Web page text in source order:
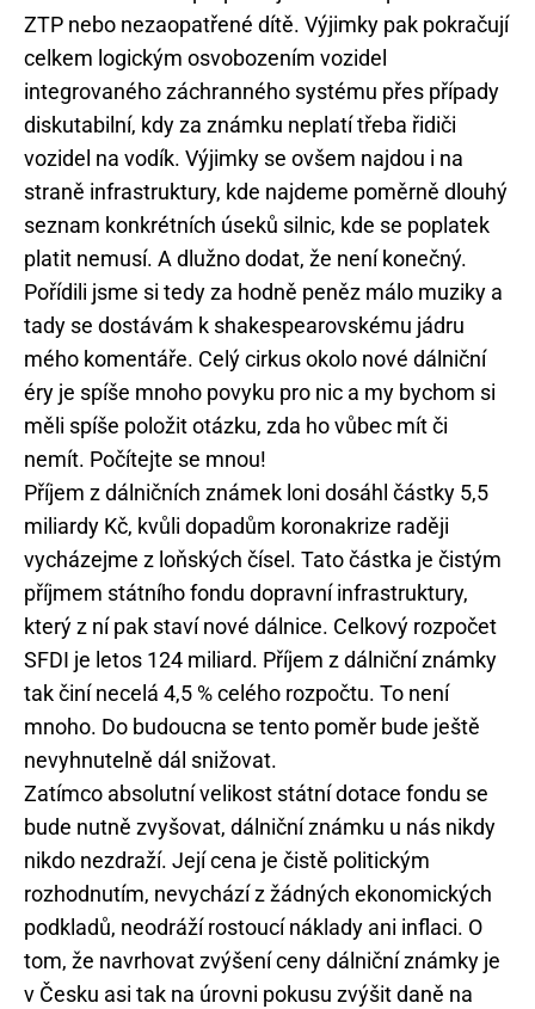
ZTP nebo nezaopatřené dítě. Výjimky pak pokračují
celkem logickým osvobozením vozidel
integrovaného záchranného systému přes případy
diskutabilní, kdy za známku neplatí třeba řidiči
vozidel na vodík. Výjimky se ovšem najdou i na
straně infrastruktury, kde najdeme poměrně dlouhý
seznam konkrétních úseků silnic, kde se poplatek
platit nemusí. A dlužno dodat, že není konečný.
Pořídili jsme si tedy za hodně peněz málo muziky a
tady se dostávám k shakespearovskému jádru
mého komentáře. Celý cirkus okolo nové dálniční
éry je spíše mnoho povyku pro nic a my bychom si
měli spíše položit otázku, zda ho vůbec mít či
nemít. Počítejte se mnou!
Příjem z dálničních známek loni dosáhl částky 5,5
miliardy Kč, kvůli dopadům koronakrize raději
vycházejme z loňských čísel. Tato částka je čistým
příjmem státního fondu dopravní infrastruktury,
který z ní pak staví nové dálnice. Celkový rozpočet
SFDI je letos 124 miliard. Příjem z dálniční známky
tak činí necelá 4,5 % celého rozpočtu. To není
mnoho. Do budoucna se tento poměr bude ještě
nevyhnutelně dál snižovat.
Zatímco absolutní velikost státní dotace fondu se
bude nutně zvyšovat, dálniční známku u nás nikdy
nikdo nezdraží. Její cena je čistě politickým
rozhodnutím, nevychází z žádných ekonomických
podkladů, neodráží rostoucí náklady ani inflaci. O
tom, že navrhovat zvýšení ceny dálniční známky je
v Česku asi tak na úrovni pokusu zvýšit daně na